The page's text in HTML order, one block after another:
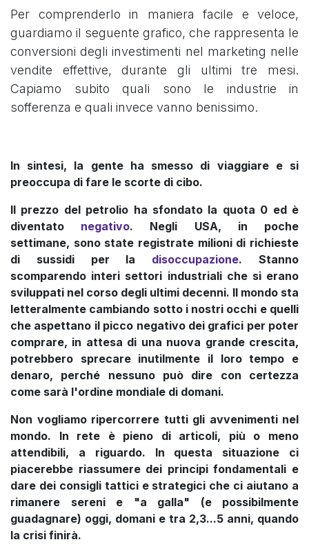
Per comprenderlo in maniera facile e veloce,
guardiamo il seguente grafico, che rappresenta le
conversioni degli investimenti nel marketing nelle
vendite effettive, durante gli ultimi tre mesi.
Capiamo subito quali sono le industrie in
sofferenza e quali invece vanno benissimo.
In sintesi, la gente ha smesso di viaggiare e si
preoccupa di fare le scorte di cibo.
Il prezzo del petrolio ha sfondato la quota 0 ed è
diventato negativo. Negli USA, in poche
settimane, sono state registrate milioni di richieste
di sussidi per la disoccupazione. Stanno
scomparendo interi settori industriali che si erano
sviluppati nel corso degli ultimi decenni. Il mondo sta
letteralmente cambiando sotto i nostri occhi e quelli
che aspettano il picco negativo dei grafici per poter
comprare, in attesa di una nuova grande crescita,
potrebbero sprecare inutilmente il loro tempo e
denaro, perché nessuno può dire con certezza
come sarà l'ordine mondiale di domani.
Non vogliamo ripercorrere tutti gli avvenimenti nel
mondo. In rete è pieno di articoli, più o meno
attendibili, a riguardo. In questa situazione ci
piacerebbe riassumere dei principi fondamentali e
dare dei consigli tattici e strategici che ci aiutano a
rimanere sereni e "a galla" (e possibilmente
guadagnare) oggi, domani e tra 2,3...5 anni, quando
la crisi finirà.